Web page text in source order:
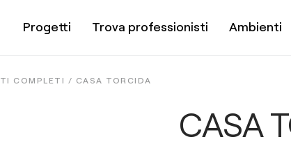
Progetti Trova professionisti Ambienti
COMPLETI / CASA TORCIDA
CASA